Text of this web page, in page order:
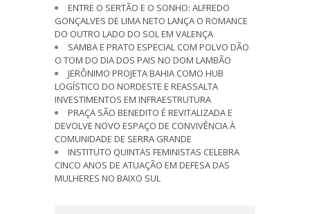
ENTRE O SERTÃO E O SONHO: ALFREDO
GONÇALVES DE LIMA NETO LANÇA O ROMANCE
DO OUTRO LADO DO SOL EM VALENÇA
SAMBA E PRATO ESPECIAL COM POLVO DÃO
O TOM DO DIA DOS PAIS NO DOM LAMBÃO
JERÔNIMO PROJETA BAHIA COMO HUB
LOGÍSTICO DO NORDESTE E REASSALTA
INVESTIMENTOS EM INFRAESTRUTURA
PRAÇA SÃO BENEDITO É REVITALIZADA E
DEVOLVE NOVO ESPAÇO DE CONVIVÊNCIA À
COMUNIDADE DE SERRA GRANDE
INSTITUTO QUINTAS FEMINISTAS CELEBRA
CINCO ANOS DE ATUAÇÃO EM DEFESA DAS
MULHERES NO BAIXO SUL